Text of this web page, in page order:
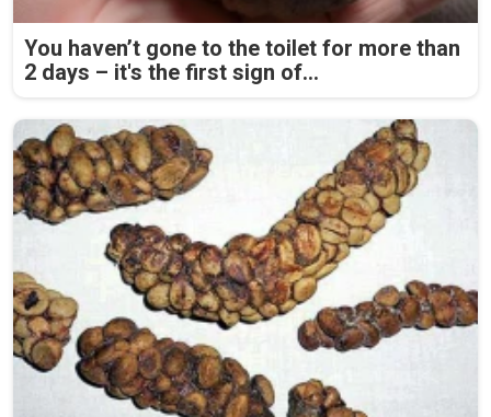
You haven’t gone to the toilet for more than
2 days – it's the first sign of...